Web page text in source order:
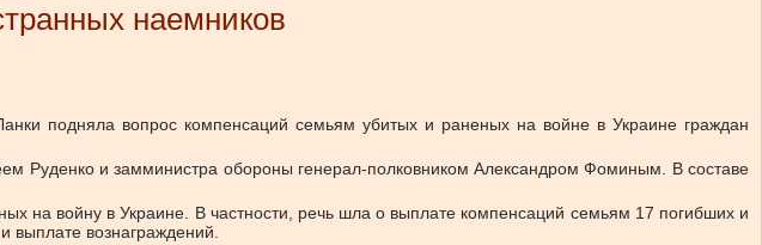
наемников
подняла вопрос компенсаций семьям убитых и раненых на войне в Украине граждан
Руденко и замминистра обороны генерал-полковником Александром Фоминым. В составе
на войну в Украине. В частности, речь шла о выплате компенсаций семьям 17 погибших и
выплате вознаграждений.